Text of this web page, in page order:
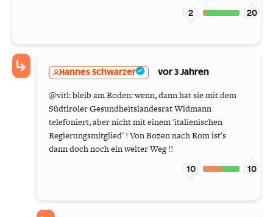
2 20
Hannes Schwarzer vor 3 Jahren
@vitl: bleib am Boden: wenn, dann hat sie mit dem
Südtiroler Gesundheitslandesrat Widmann
telefoniert, aber nicht mit einem 'italienischen
Regierungsmitglied' ! Von Bozen nach Rom ist's
dann doch noch ein weiter Weg !!
10 10